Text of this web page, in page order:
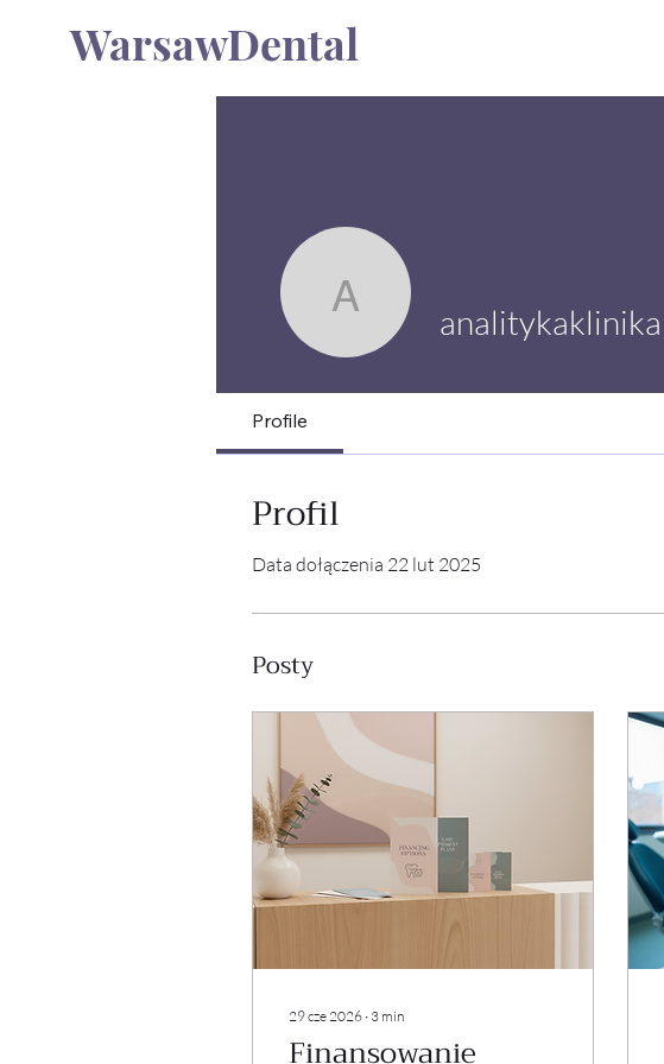
WarsawDental
analitykaklinika
analitykaklinika
Profile
Profil
Data dołączenia 22 lut 2025
Posty
29 cze 2026 ∙ 3 min
Finansowanie